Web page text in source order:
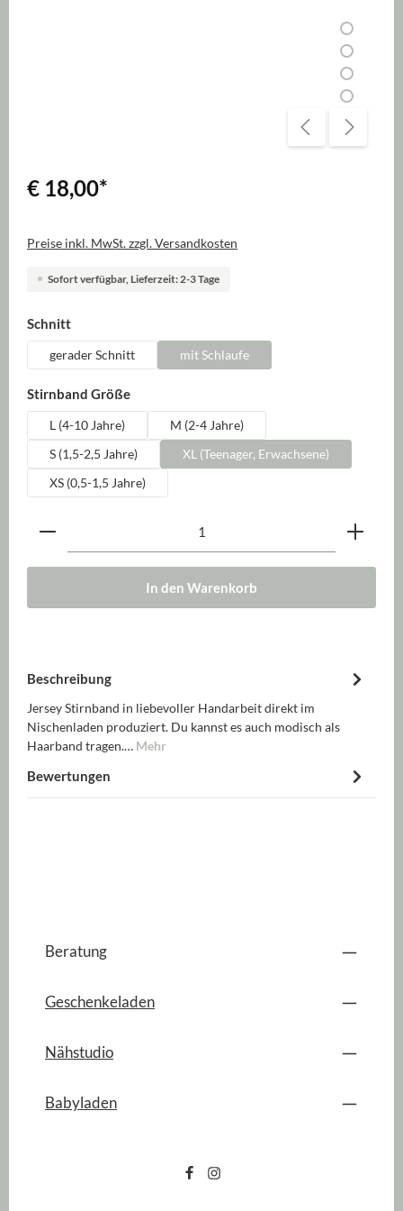
€ 18,00*
Preise inkl. MwSt. zzgl. Versandkosten
Sofort verfügbar, Lieferzeit: 2-3 Tage
Schnittauswählen
gerader Schnitt mit Schlaufe
Stirnband Größeauswählen
L (4-10 Jahre)
M (2-4 Jahre)
S (1,5-2,5 Jahre)
XL (Teenager, Erwachsene)
XS (0,5-1,5 Jahre)
Produkt Anzahl: Gib den gewünschten Wert ein
In den Warenkorb
Beschreibung
Jersey Stirnband in liebevoller Handarbeit direkt im
Nischenladen produziert. Du kannst es auch modisch als
Haarband tragen.… Mehr
Bewertungen
Beratung
Geschenkeladen
Nähstudio
Babyladen